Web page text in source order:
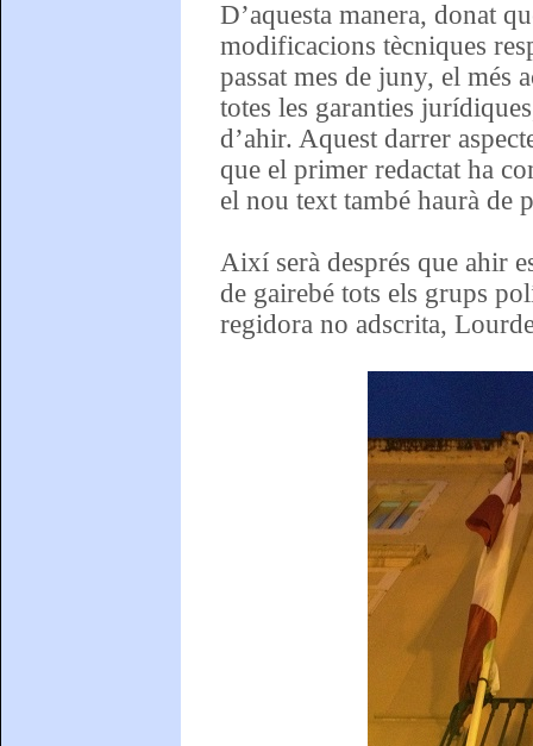
D’aquesta manera, donat
modificacions tècniques
passat mes de juny, el més
totes les garanties
d’ahir. Aquest darrer
que el primer redactat ha
el nou text també haurà de
Així serà després que ahir
de gairebé tots els grups
regidora no adscrita,